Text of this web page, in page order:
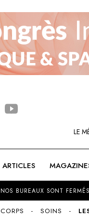
LE
ARTICLES
NOS BUREAUX SONT
CORPS SOINS